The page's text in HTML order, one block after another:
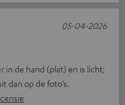
in de hand (plat) en is licht;
dan op de foto’s.
05-04-2026